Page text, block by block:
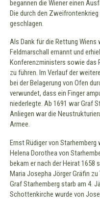
begannen die Wiener einen
Die durch den
geschlagen.
Als Dank für die Rettung
Feldmarschall ernannt und
Konferenzministers sowie das
zu führen. Im Verlauf der
bei der Belagerung von Ofen
verwundet, dass ein Finger
niederlegte. Ab 1691 war Graf
Anliegen war die
Armee.
Ernst Rüdiger von
Helena Dorothea von
bekam er nach der Heirat 1658
Maria Josepha Jörger Gräfin
Graf Starhemberg starb am 4.
Schottenkirche wurde von